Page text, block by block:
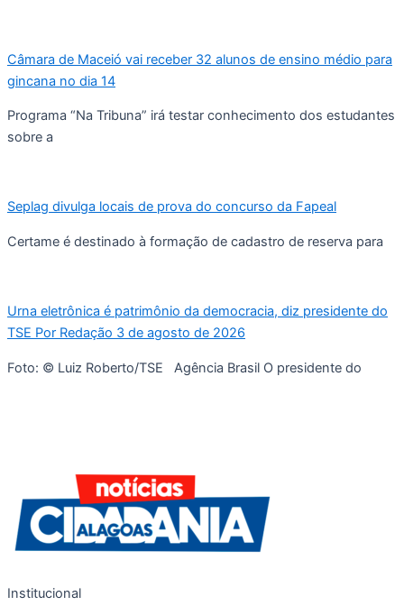
Câmara de Maceió vai receber 32 alunos de ensino médio para
gincana no dia 14
Programa “Na Tribuna” irá testar conhecimento dos estudantes
sobre a
Seplag divulga locais de prova do concurso da Fapeal
Certame é destinado à formação de cadastro de reserva para
Urna eletrônica é patrimônio da democracia, diz presidente do
TSE Por Redação 3 de agosto de 2026
Foto: © Luiz Roberto/TSE Agência Brasil O presidente do
Institucional